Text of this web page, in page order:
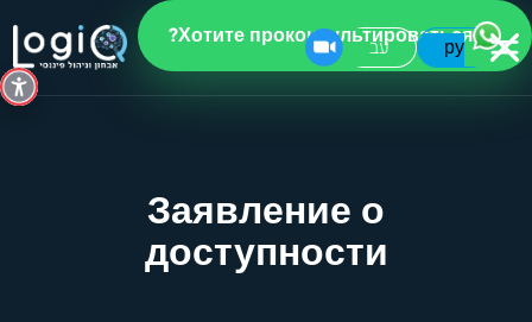
Хотите проконсультироваться?
עב ру
Заявление о
доступности